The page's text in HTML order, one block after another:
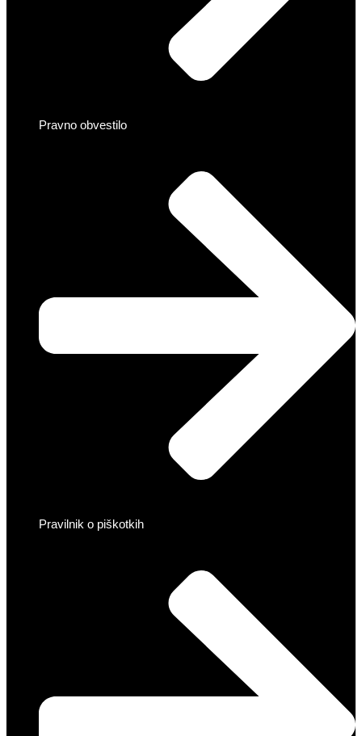
Pravno obvestilo
Pravilnik o piškotkih